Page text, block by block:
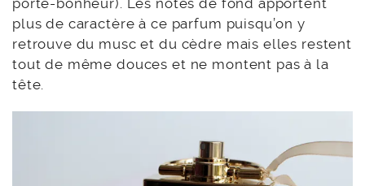
plus de caractère à ce parfum puisqu’on y
retrouve du musc et du cèdre mais elles restent
tout de même douces et ne montent pas à la
tête.